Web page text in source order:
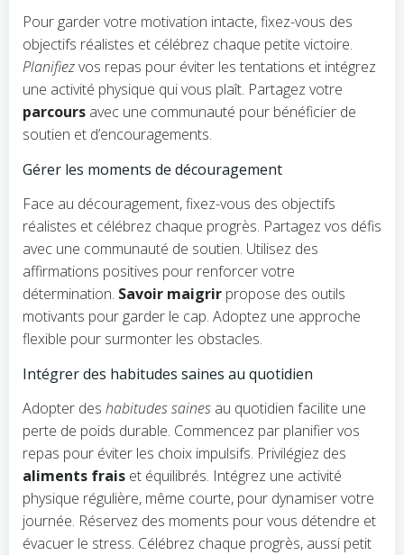
Pour garder votre motivation intacte, fixez-vous des
objectifs réalistes et célébrez chaque petite victoire.
Planifiezvos repas pour éviter les tentations et intégrez
une activité physique qui vous plaît. Partagez votre
parcours avec une communauté pour bénéficier de
soutien et d’encouragements.
Gérer les moments de découragement
Face au découragement, fixez-vous des objectifs
réalistes et célébrez chaque progrès. Partagez vos défis
avec une communauté de soutien. Utilisez des
affirmations positives pour renforcer votre
détermination. Savoir maigrir propose des outils
motivants pour garder le cap. Adoptez une approche
flexible pour surmonter les obstacles.
Intégrer des habitudes saines au quotidien
Adopter des habitudes saines au quotidien facilite une
perte de poids durable. Commencez par planifier vos
repas pour éviter les choix impulsifs. Privilégiez des
aliments frais et équilibrés. Intégrez une activité
physique régulière, même courte, pour dynamiser votre
journée. Réservez des moments pour vous détendre et
évacuer le stress. Célébrez chaque progrès, aussi petit